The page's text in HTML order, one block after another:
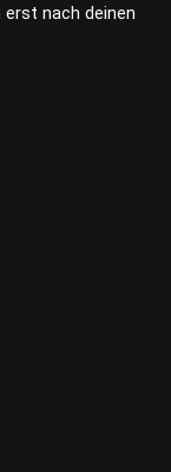
nach deinen